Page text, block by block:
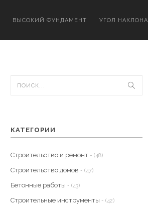
ВЫСОКИЙ ФУНДАМЕНТ УГОЛ НАКЛОНА
КАТЕГОРИИ
Строительство и ремонт - (48)
Строительство домов - (47)
Бетонные работы - (43)
Строительные инструменты - (42)